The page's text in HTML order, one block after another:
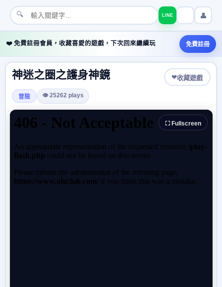
🔍 LINE 👤
❤️ 免費註冊會員，收藏喜愛的遊戲，下次回來繼續玩 免費註冊
神迷之圈之護身神鏡 ❤收藏遊戲
冒險 👁 25262 plays
⛶ Fullscreen